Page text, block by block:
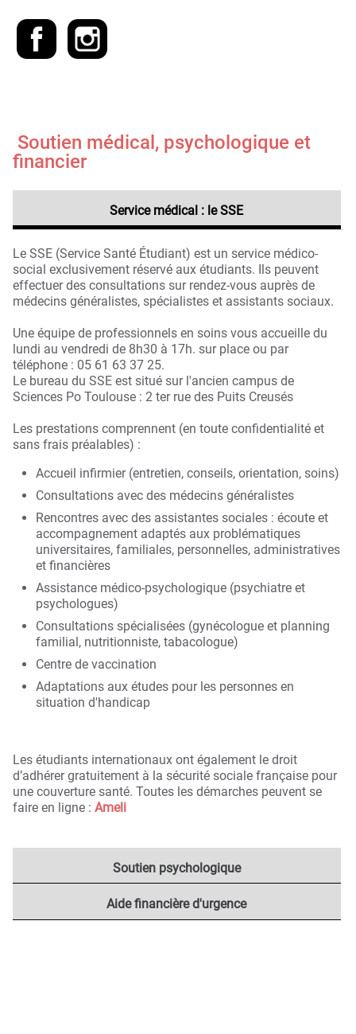
Soutien médical, psychologique et
financier
Service médical : le SSE
Le SSE (Service Santé Étudiant) est un service médico-
social exclusivement réservé aux étudiants. Ils peuvent
effectuer des consultations sur rendez-vous auprès de
médecins généralistes, spécialistes et assistants sociaux.
Une équipe de professionnels en soins vous accueille du
lundi au vendredi de 8h30 à 17h. sur place ou par
téléphone : 05 61 63 37 25.
Le bureau du SSE est situé sur l'ancien campus de
Sciences Po Toulouse : 2 ter rue des Puits Creusés
Les prestations comprennent (en toute confidentialité et
sans frais préalables) :
Accueil infirmier (entretien, conseils, orientation, soins)
Consultations avec des médecins généralistes
Rencontres avec des assistantes sociales : écoute et
accompagnement adaptés aux problématiques
universitaires, familiales, personnelles, administratives
et financières
Assistance médico-psychologique (psychiatre et
psychologues)
Consultations spécialisées (gynécologue et planning
familial, nutritionniste, tabacologue)
Centre de vaccination
Adaptations aux études pour les personnes en
situation d'handicap
Les étudiants internationaux ont également le droit
d’adhérer gratuitement à la sécurité sociale française pour
une couverture santé. Toutes les démarches peuvent se
faire en ligne : Ameli
Soutien psychologique
Aide financière d'urgence